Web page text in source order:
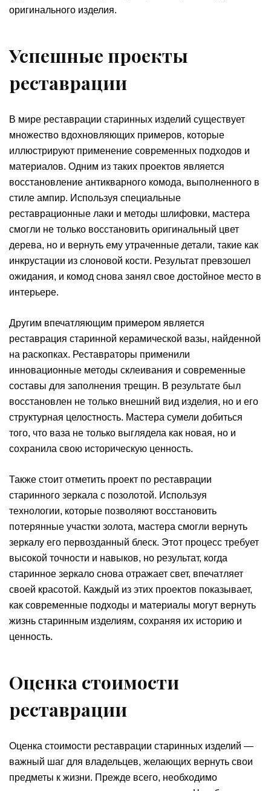
оригинального изделия.
Успешные проекты
реставрации
В мире реставрации старинных изделий существует
множество вдохновляющих примеров, которые
иллюстрируют применение современных подходов и
материалов. Одним из таких проектов является
восстановление антикварного комода, выполненного в
стиле ампир. Используя специальные
реставрационные лаки и методы шлифовки, мастера
смогли не только восстановить оригинальный цвет
дерева, но и вернуть ему утраченные детали, такие как
инкрустации из слоновой кости. Результат превзошел
ожидания, и комод снова занял свое достойное место в
интерьере.
Другим впечатляющим примером является
реставрация старинной керамической вазы, найденной
на раскопках. Реставраторы применили
инновационные методы склеивания и современные
составы для заполнения трещин. В результате был
восстановлен не только внешний вид изделия, но и его
структурная целостность. Мастера сумели добиться
того, что ваза не только выглядела как новая, но и
сохранила свою историческую ценность.
Также стоит отметить проект по реставрации
старинного зеркала с позолотой. Используя
технологии, которые позволяют восстановить
потерянные участки золота, мастера смогли вернуть
зеркалу его первозданный блеск. Этот процесс требует
высокой точности и навыков, но результат, когда
старинное зеркало снова отражает свет, впечатляет
своей красотой. Каждый из этих проектов показывает,
как современные подходы и материалы могут вернуть
жизнь старинным изделиям, сохраняя их историю и
ценность.
Оценка стоимости
реставрации
Оценка стоимости реставрации старинных изделий —
важный шаг для владельцев, желающих вернуть свои
предметы к жизни. Прежде всего, необходимо